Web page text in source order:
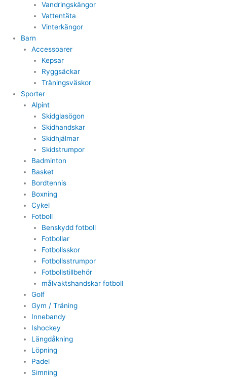
Vandringskängor
Vattentäta
Vinterkängor
Barn
Accessoarer
Kepsar
Ryggsäckar
Träningsväskor
Sporter
Alpint
Skidglasögon
Skidhandskar
Skidhjälmar
Skidstrumpor
Badminton
Basket
Bordtennis
Boxning
Cykel
Fotboll
Benskydd fotboll
Fotbollar
Fotbollsskor
Fotbollsstrumpor
Fotbollstillbehör
målvaktshandskar fotboll
Golf
Gym / Träning
Innebandy
Ishockey
Längdåkning
Löpning
Padel
Simning